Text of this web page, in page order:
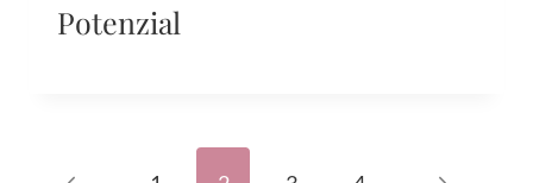
Potenzial
Seitennavigation